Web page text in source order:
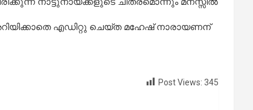
എഡിറ്റു ചെയ്ത മഹേഷ് നാരായണന്
Post Views: 345